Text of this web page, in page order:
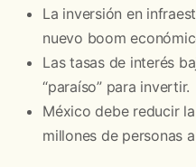
La inversión en
nuevo boom
Las tasas de interés
“paraíso” para invertir.
México debe reducir
millones de personas